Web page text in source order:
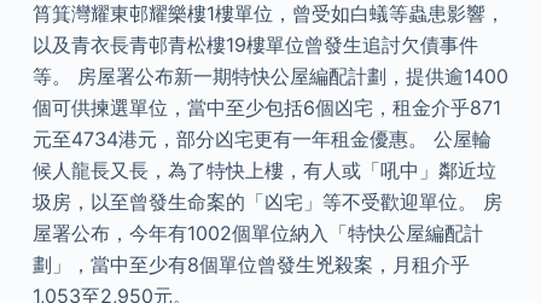
筲箕灣耀東邨耀樂樓1樓單位，曾受如白蟻等蟲患影響，
以及青衣長青邨青松樓19樓單位曾發生追討欠債事件
等。 房屋署公布新一期特快公屋編配計劃，提供逾1400
個可供揀選單位，當中至少包括6個凶宅，租金介乎871
元至4734港元，部分凶宅更有一年租金優惠。 公屋輪
候人龍長又長，為了特快上樓，有人或「吼中」鄰近垃
圾房，以至曾發生命案的「凶宅」等不受歡迎單位。 房
屋署公布，今年有1002個單位納入「特快公屋編配計
劃」，當中至少有8個單位曾發生兇殺案，月租介乎
1,053至2,950元。